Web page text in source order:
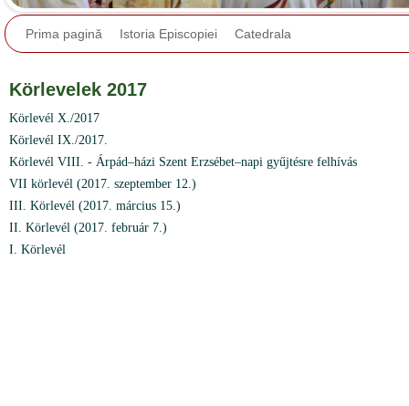
Prima pagină Istoria Episcopiei Catedrala
Körlevelek 2017
Körlevél X./2017
Körlevél IX./2017.
Körlevél VIII. - Árpád–házi Szent Erzsébet–napi gyűjtésre felhívás
VII körlevél (2017. szeptember 12.)
III. Körlevél (2017. március 15.)
II. Körlevél (2017. február 7.)
I. Körlevél